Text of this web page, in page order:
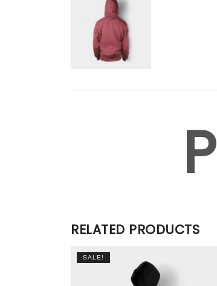
P
RELATED PRODUCTS
SALE!